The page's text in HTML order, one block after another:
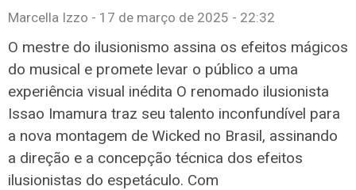
Marcella Izzo 17 de março de 2025 22:32
O mestre do ilusionismo assina os efeitos mágicos
do musical e promete levar o público a uma
experiência visual inédita O renomado ilusionista
Issao Imamura traz seu talento inconfundível para
a nova montagem de Wicked no Brasil, assinando
a direção e a concepção técnica dos efeitos
ilusionistas do espetáculo. Com